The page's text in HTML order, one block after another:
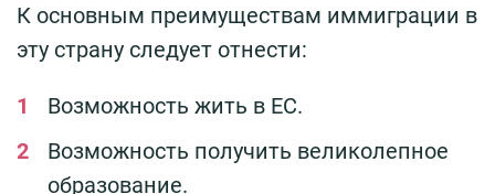
К основным преимуществам иммиграции в
эту страну следует отнести:
Возможность жить в ЕС.
Возможность получить великолепное
образование.